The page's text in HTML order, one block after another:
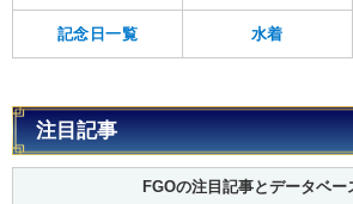
記念日一覧 水着
注目記事
FGOの注目記事とデータベー